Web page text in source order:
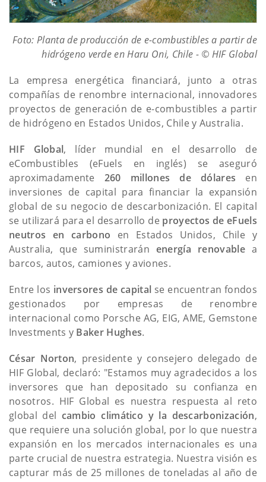
Foto: Planta de producción de e-combustibles a partir de
hidrógeno verde en Haru Oni, Chile - © HIF Global
La empresa energética financiará, junto a otras
compañías de renombre internacional, innovadores
proyectos de generación de e-combustibles a partir
de hidrógeno en Estados Unidos, Chile y Australia.
HIF Global, líder mundial en el desarrollo de
eCombustibles (eFuels en inglés) se aseguró
aproximadamente 260 millones de dólares en
inversiones de capital para financiar la expansión
global de su negocio de descarbonización. El capital
se utilizará para el desarrollo de proyectos de eFuels
neutros en carbono en Estados Unidos, Chile y
Australia, que suministrarán energía renovablea
barcos, autos, camiones y aviones.
Entre los inversores de capital se encuentran fondos
gestionados por empresas de renombre
internacional como Porsche AG, EIG, AME, Gemstone
Investments y Baker Hughes.
César Norton, presidente y consejero delegado de
HIF Global, declaró: "Estamos muy agradecidos a los
inversores que han depositado su confianza en
nosotros. HIF Global es nuestra respuesta al reto
global del cambio climático y la descarbonización,
que requiere una solución global, por lo que nuestra
expansión en los mercados internacionales es una
parte crucial de nuestra estrategia. Nuestra visión es
capturar más de 25 millones de toneladas al año de